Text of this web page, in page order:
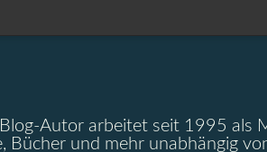
Autor arbeitet seit 1995 als
Bücher und mehr unabhängig